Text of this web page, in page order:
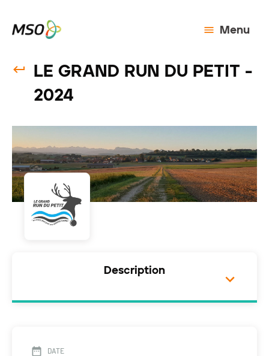
Menu
LE GRAND RUN DU PETIT -
2024
Description
DATE